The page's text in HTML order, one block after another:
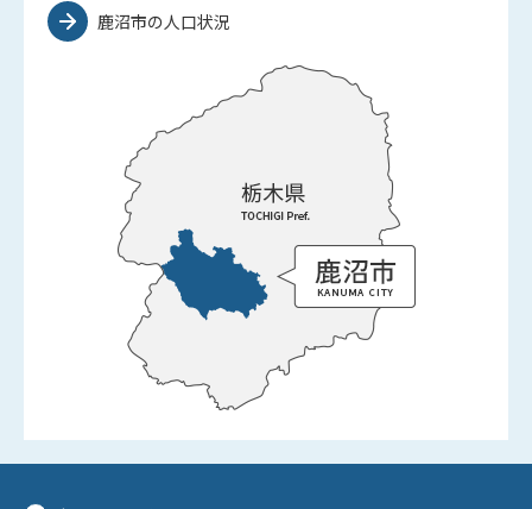
鹿沼市の人口状況